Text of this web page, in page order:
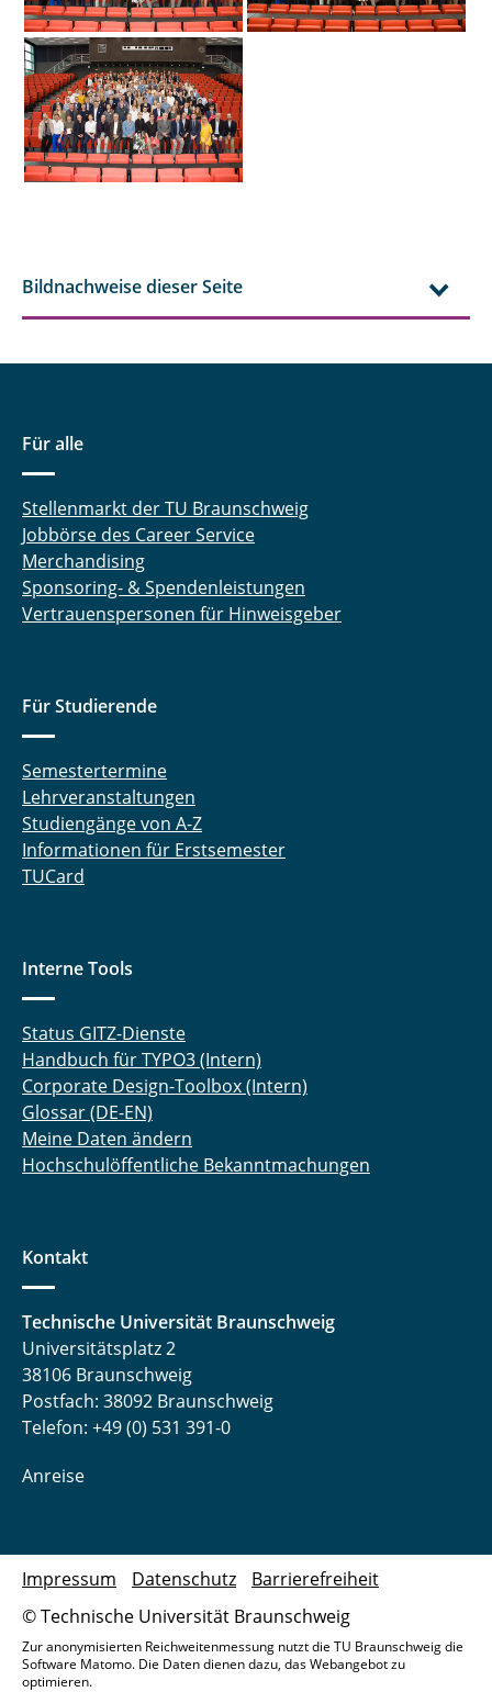
Bildnachweise dieser Seite
Für alle
Stellenmarkt der TU Braunschweig
Jobbörse des Career Service
Merchandising
Sponsoring- & Spendenleistungen
Vertrauenspersonen für Hinweisgeber
Für Studierende
Semestertermine
Lehrveranstaltungen
Studiengänge von A-Z
Informationen für Erstsemester
TUCard
Interne Tools
Status GITZ-Dienste
Handbuch für TYPO3 (Intern)
Corporate Design-Toolbox (Intern)
Glossar (DE-EN)
Meine Daten ändern
Hochschulöffentliche Bekanntmachungen
Kontakt
Technische Universität Braunschweig
Universitätsplatz 2
38106 Braunschweig
Postfach: 38092 Braunschweig
Telefon: +49 (0) 531 391-0
Anreise
© Technische Universität Braunschweig
Impressum Datenschutz Barrierefreiheit
Zur anonymisierten Reichweitenmessung nutzt die TU Braunschweig die
Software Matomo. Die Daten dienen dazu, das Webangebot zu
optimieren.